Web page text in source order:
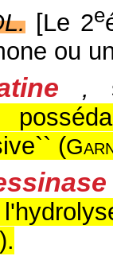
[Le 2e
ou
,
(
).